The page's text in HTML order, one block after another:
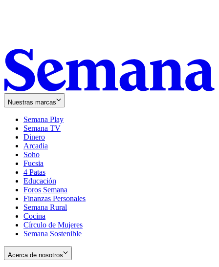
Nuestras marcas
Semana Play
Semana TV
Dinero
Arcadia
Soho
in
new
window
Fucsia
in
new
window
4 Patas
Educación
Foros Semana
Finanzas Personales
Semana Rural
Cocina
Círculo de Mujeres
Semana Sostenible
Acerca de nosotros